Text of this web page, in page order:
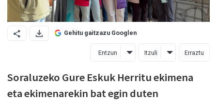
Gehitu gaitzazu Googlen
Entzun Itzuli Erraztu
Soraluzeko Gure Eskuk Herritu ekimena
eta ekimenarekin bat egin duten